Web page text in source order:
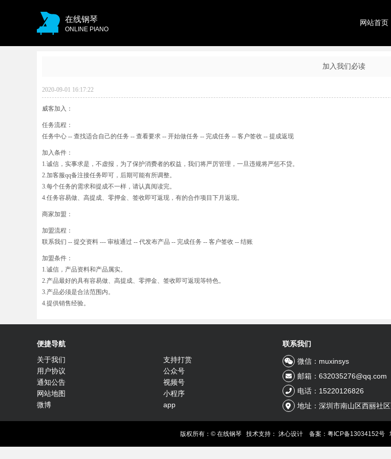
在线钢琴
ONLINE PIANO
网站首页
加入我们必读
2020-09-01 16:17:22
威客加入：
任务流程：
任务中心 -- 查找适合自己的任务 -- 查看要求 -- 开始做任务 -- 完成任务 -- 客户签收 -- 提成返现
加入条件：
1.诚信，实事求是，不虚报，为了保护消费者的权益，我们将严厉管理，一旦违规将严惩不贷。
2.加客服qq备注接任务即可，后期可能有所调整。
3.每个任务的需求和提成不一样，请认真阅读完。
4.任务容易做、高提成、零押金、签收即可返现，有的合作项目下月返现。
商家加盟：
加盟流程：
联系我们 -- 提交资料 --- 审核通过 -- 代发布产品 -- 完成任务 -- 客户签收 -- 结账
加盟条件：
1.诚信，产品资料和产品属实。
2.产品最好的具有容易做、高提成、零押金、签收即可返现等特色。
3.产品必须是合法范围内。
4.提供销售经验。
便捷导航
关于我们
用户协议
通知公告
网站地图
微博
支持打赏
公众号
视频号
小程序
app
联系我们
微信：muxinsys
邮箱：632035276@qq.com
电话：15220126826
地址：深圳市南山区西丽社
版权所有：© 在线钢琴 技术支持： 沐心设计 备案：粤ICP备13034152号